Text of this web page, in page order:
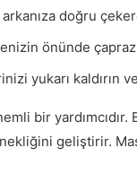
arkanıza doğru
önünde
yukarı kaldırın
bir
geliştirir.